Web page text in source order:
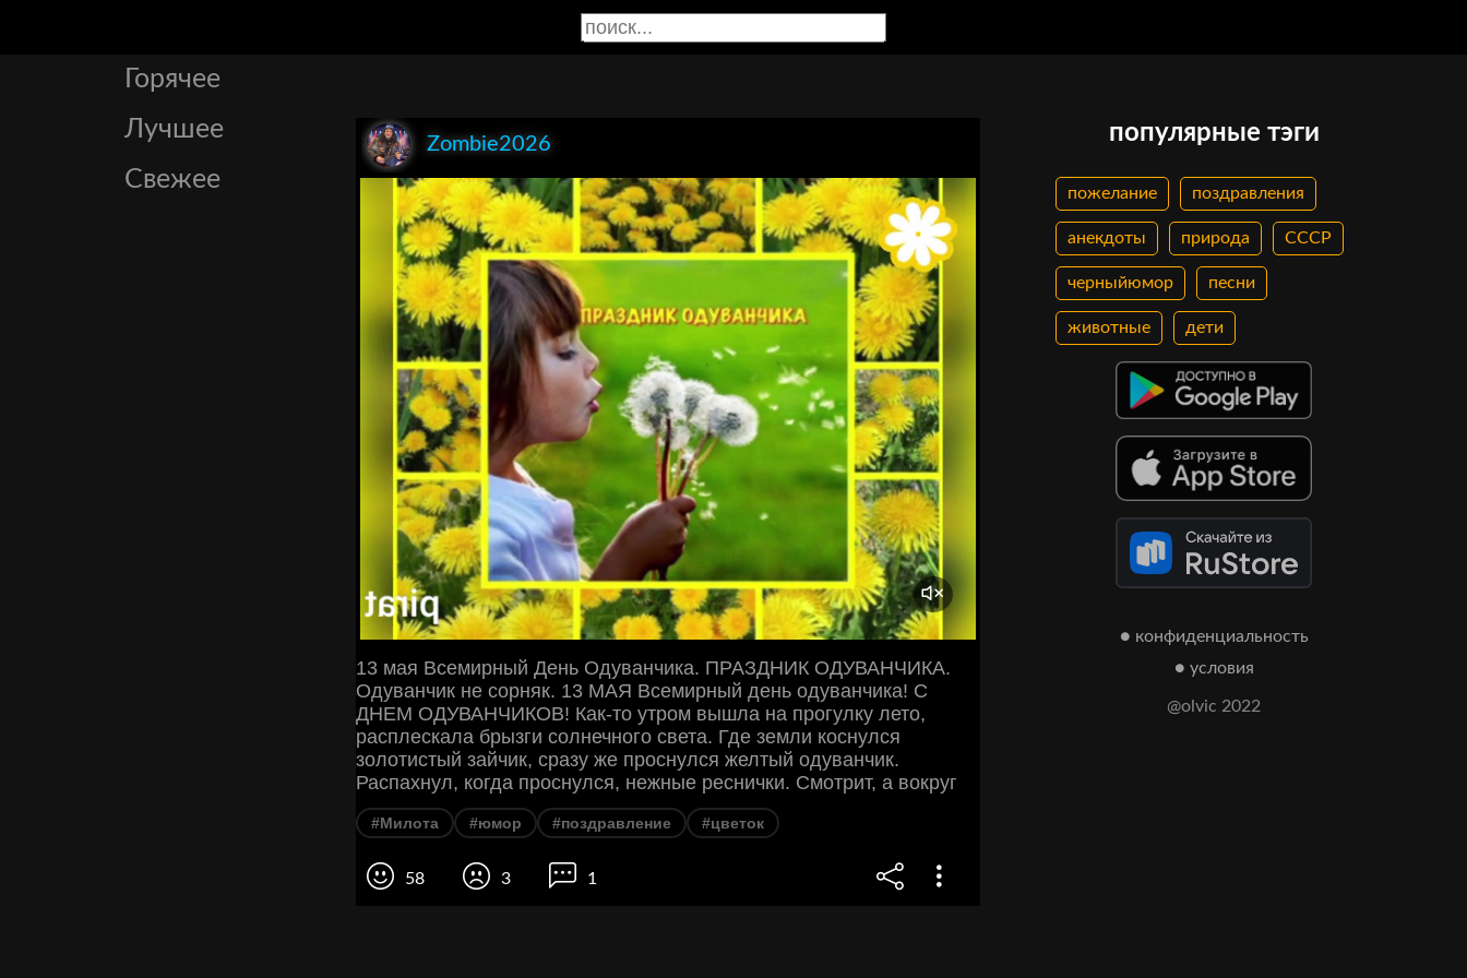
Горячее
Лучшее
Свежее
Zombie2026
13 мая Всемирный День Одуванчика. ПРАЗДНИК ОДУВАНЧИКА.
Одуванчик не сорняк. 13 МАЯ Всемирный день одуванчика! С
ДНЕМ ОДУВАНЧИКОВ! Как-то утром вышла на прогулку лето,
расплескала брызги солнечного света. Где земли коснулся
золотистый зайчик, сразу же проснулся желтый одуванчик.
Распахнул, когда проснулся, нежные реснички. Смотрит, а вокруг
#Милота #юмор #поздравление #цветок
58 3 1
популярные тэги
пожелание поздравления
анекдоты природа СССР
черныйюмор песни
животные дети
● конфиденциальность
● условия
@olvic 2022